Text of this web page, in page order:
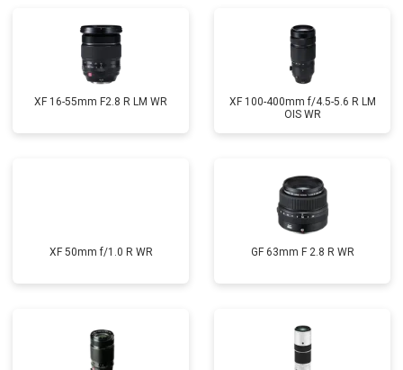
XF 16-55mm F2.8 R LM WR
XF 100-400mm f/4.5-5.6 R LM
OIS WR
XF 50mm f/1.0 R WR GF 63mm F 2.8 R WR